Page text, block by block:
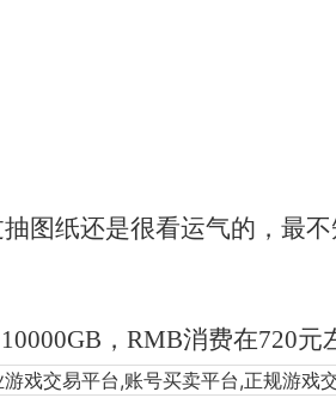
图纸还是很看运气的，最
10000GB，RMB消费在720元